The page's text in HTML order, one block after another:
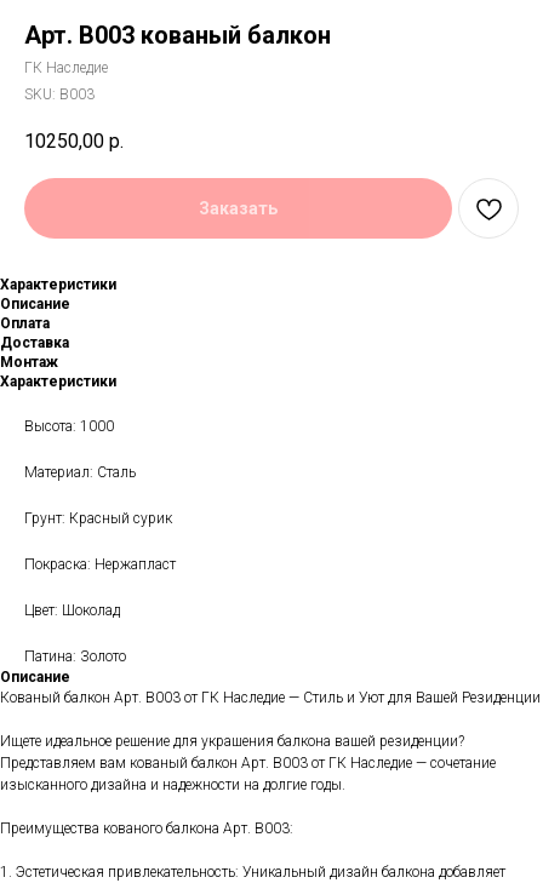
Арт. B003 кованый балкон
ГК Наследие
SKU: B003
10250,00 р.
Заказать
Характеристики
Описание
Оплата
Доставка
Монтаж
Характеристики
Высота: 1000
Материал: Сталь
Грунт: Красный сурик
Покраска: Нержапласт
Цвет: Шоколад
Патина: Золото
Описание
Кованый балкон Арт. B003 от ГК Наследие — Стиль и Уют для Вашей Резиденции
Ищете идеальное решение для украшения балкона вашей резиденции?
Представляем вам кованый балкон Арт. B003 от ГК Наследие — сочетание
изысканного дизайна и надежности на долгие годы.
Преимущества кованого балкона Арт. B003:
1. Эстетическая привлекательность: Уникальный дизайн балкона добавляет